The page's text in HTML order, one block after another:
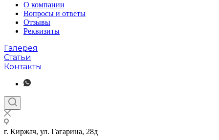
О компании
Вопросы и ответы
Отзывы
Реквизиты
Галерея
Статьи
Контакты
г. Киржач, ул. Гагарина, 28д